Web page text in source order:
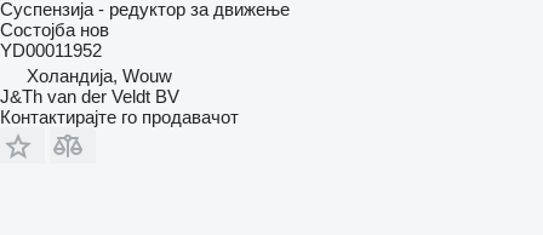
Суспензија - редуктор за движење
Состојба нов
YD00011952
Холандија, Wouw
J&Th van der Veldt BV
Контактирајте го продавачот